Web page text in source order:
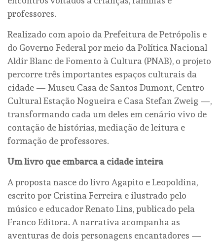
professores.
Realizado com apoio da Prefeitura de Petrópolis e
do Governo Federal por meio da Política Nacional
Aldir Blanc de Fomento à Cultura (PNAB), o projeto
percorre três importantes espaços culturais da
cidade — Museu Casa de Santos Dumont, Centro
Cultural Estação Nogueira e Casa Stefan Zweig —,
transformando cada um deles em cenário vivo de
contação de histórias, mediação de leitura e
formação de professores.
Um livro que embarca a cidade inteira
A proposta nasce do livro Agapito e Leopoldina,
escrito por Cristina Ferreira e ilustrado pelo
músico e educador Renato Lins, publicado pela
Franco Editora. A narrativa acompanha as
aventuras de dois personagens encantadores —